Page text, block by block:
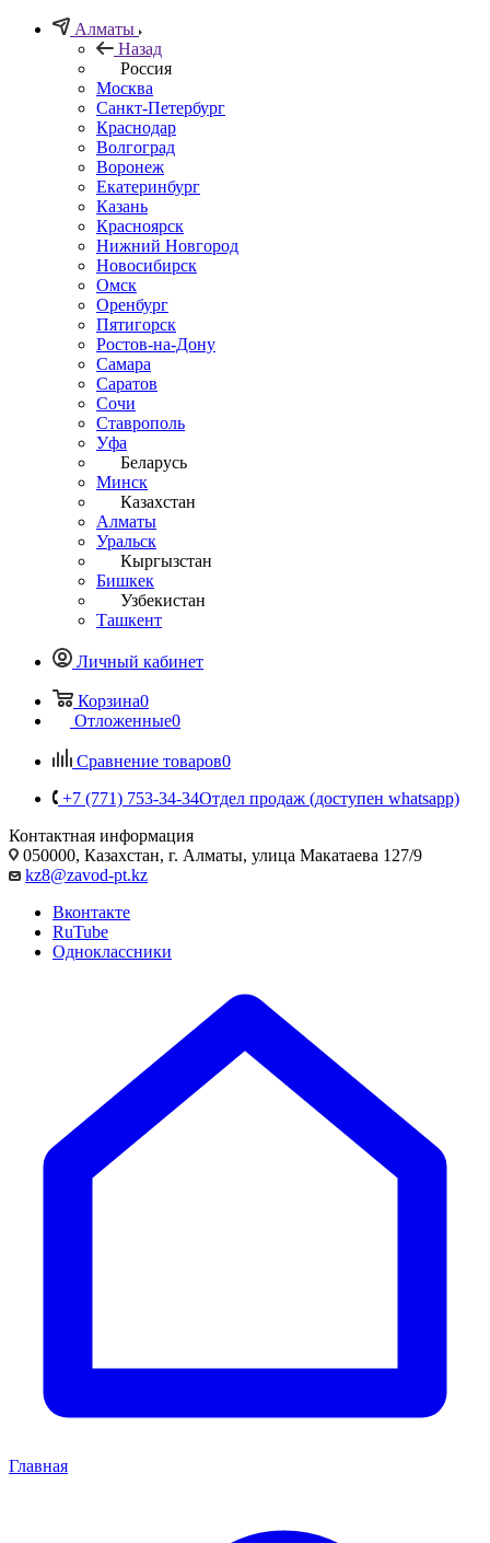
Алматы
Назад
Россия
Москва
Санкт-Петербург
Краснодар
Волгоград
Воронеж
Екатеринбург
Казань
Красноярск
Нижний Новгород
Новосибирск
Омск
Оренбург
Пятигорск
Ростов-на-Дону
Самара
Саратов
Сочи
Ставрополь
Уфа
Беларусь
Минск
Казахстан
Алматы
Уральск
Кыргызстан
Бишкек
Узбекистан
Ташкент
Личный кабинет
Корзина0
Отложенные0
Сравнение товаров0
+7 (771) 753-34-34Отдел продаж (доступен whatsapp)
Контактная информация
050000, Казахстан, г. Алматы, улица Макатаева 127/9
kz8@zavod-pt.kz
Вконтакте
RuTube
Одноклассники
Главная